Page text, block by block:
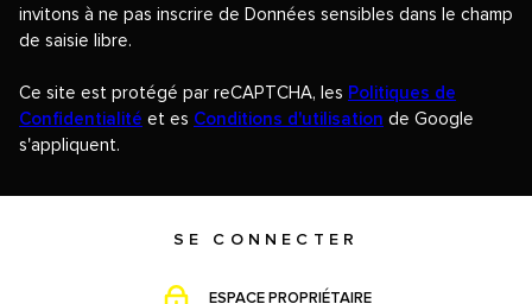
invitons à ne pas inscrire de Données sensibles dans le champ
de saisie libre.
Ce site est protégé par reCAPTCHA, les Politiques de
Confidentialité et es Conditions d'utilisation de Google
s'appliquent.
SE CONNECTER
ESPACE PROPRIÉTAIRE